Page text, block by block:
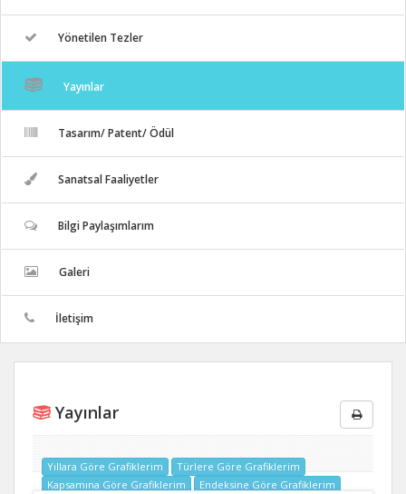
Yönetilen Tezler
Yayınlar
Tasarım/ Patent/ Ödül
Sanatsal Faaliyetler
Bilgi Paylaşımlarım
Galeri
İletişim
Yayınlar
Yıllara Göre Grafiklerim
Türlere Göre Grafiklerim
Kapsamına Göre Grafiklerim
Endeksine Göre Grafiklerim